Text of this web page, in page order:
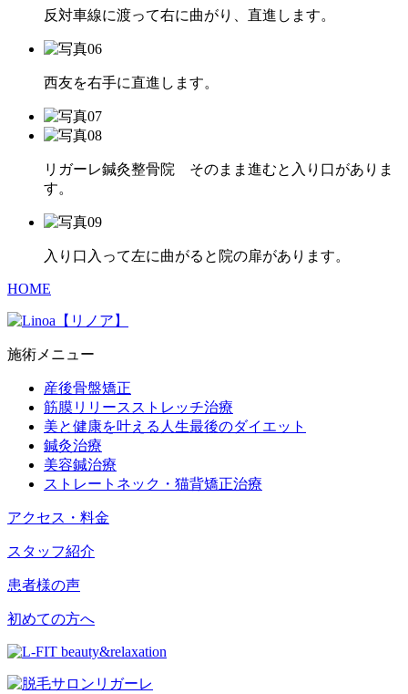
反対車線に渡って右に曲がり、直進します。
西友を右手に直進します。
リガーレ鍼灸整骨院 そのまま進むと入り口がありま
す。
入り口入って左に曲がると院の扉があります。
HOME
施術メニュー
産後骨盤矯正
筋膜リリースストレッチ治療
美と健康を叶える人生最後のダイエット
鍼灸治療
美容鍼治療
ストレートネック・猫背矯正治療
アクセス・料金
スタッフ紹介
患者様の声
初めての方へ